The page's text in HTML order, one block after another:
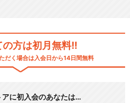
の方は初月無料!!
だく場合は入会日から14日間無料
に初入会のあなたは…